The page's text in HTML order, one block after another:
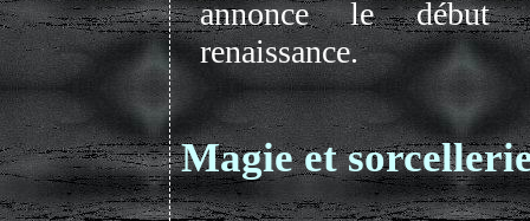
annonce le
renaissance.
Magie et